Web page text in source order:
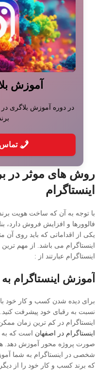
آموزش
در دوره آموزش بلاگری
تماس
روش های موثر در
اینستاگرام
با توجه به آن که ساخت هویت برند
فالوورها و افزایش فروش دارد،
یکی از اقداماتی که باید روی
اینستاگرام می باشد. از مهم
اینستاگرام عبارتند از :
آموزش اینستاگرام
برای دیده شدن کسب و کار خود باید
نسبت به رقبای خود پیشرفت
اینستاگرام در کم ترین زمان
اینستاگرام در اصفهان است که به
صورت پروژه محور آموزش دهد.
شخصی در اینستاگرام به شما
که برند کسب و کار خود را از